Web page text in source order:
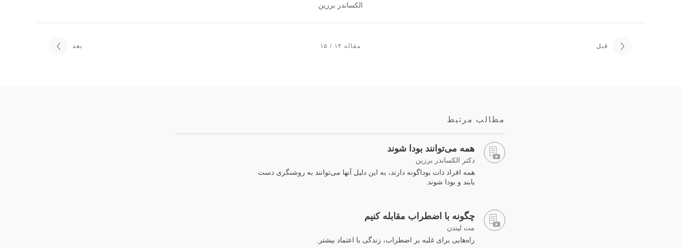
الکساندر برزین
قبل مقاله ۱۴ / ۱۵ بعد
مطالب مرتبط
همه می‌توانند بودا شوند
دکتر الکساندر برزین
همه افراد ذات بوداگونه دارند، به این دلیل آنها می‌توانند به روشنگری دست
یابند و بودا شوند.
چگونه با اضطراب مقابله کنیم
مت لیندن
راه‌هایی برای غلبه بر اضطراب، زندگی با اعتماد بیشتر.